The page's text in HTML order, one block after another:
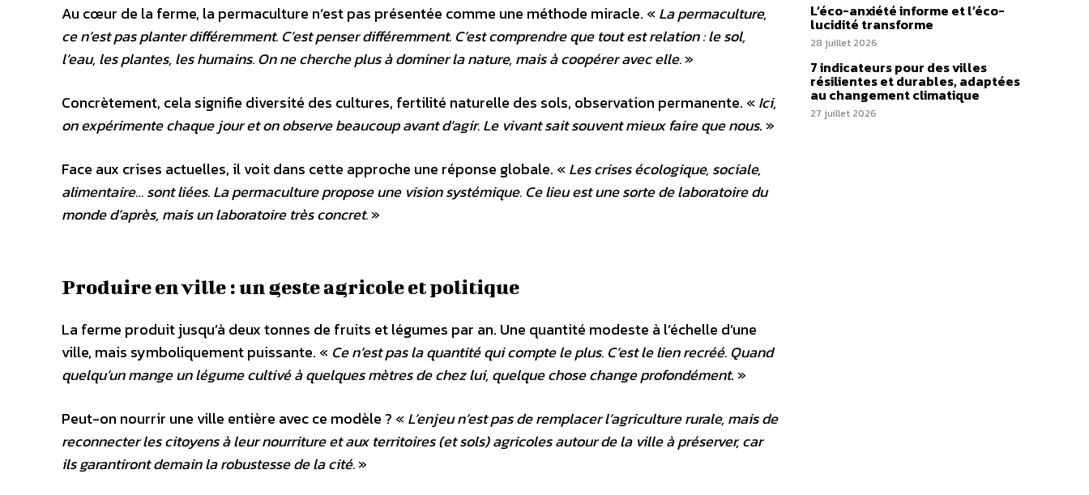
Au cœur de la ferme, la permaculture n’est pas présentée comme une méthode miracle. «La permaculture,
ce n’est pas planter différemment. C’est penser différemment. C’est comprendre que tout est relation : le sol,
l’eau, les plantes, les humains. On ne cherche plus à dominer la nature, mais à coopérer avec elle.»
Concrètement, cela signifie diversité des cultures, fertilité naturelle des sols, observation permanente. «Ici,
on expérimente chaque jour et on observe beaucoup avant d’agir. Le vivant sait souvent mieux faire que nous. »
Face aux crises actuelles, il voit dans cette approche une réponse globale. «Les crises écologique, sociale,
alimentaire… sont liées. La permaculture propose une vision systémique. Ce lieu est une sorte de laboratoire du
monde d’après, mais un laboratoire très concret.»
Produire en ville : un geste agricole et politique
La ferme produit jusqu’à deux tonnes de fruits et légumes par an. Une quantité modeste à l’échelle d’une
ville, mais symboliquement puissante. « Ce n’est pas la quantité qui compte le plus. C’est le lien recréé. Quand
quelqu’un mange un légume cultivé à quelques mètres de chez lui, quelque chose change profondément. »
Peut-on nourrir une ville entière avec ce modèle ? «L’enjeu n’est pas de remplacer l’agriculture rurale, mais de
reconnecter les citoyens à leur nourriture et aux territoires (et sols) agricoles autour de la ville à préserver, car
ils garantiront demain la robustesse de la cité.»
L’éco-anxiété informe et l’éco-
lucidité transforme
28 juillet 2026
7 indicateurs pour des villes
résilientes et durables, adaptées
au changement climatique
27 juillet 2026